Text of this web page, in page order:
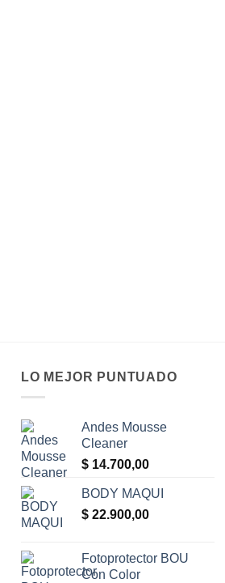
LO MEJOR PUNTUADO
Andes Mousse
Cleaner
$ 14.700,00
BODY MAQUI
$ 22.900,00
Fotoprotector BOU
Con Color